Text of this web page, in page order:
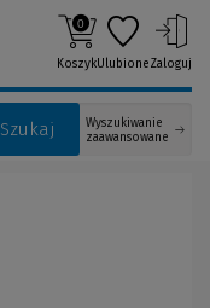
Szukaj
Wyszukiwanie
zaawansowane
0
KoszykUlubioneZaloguj